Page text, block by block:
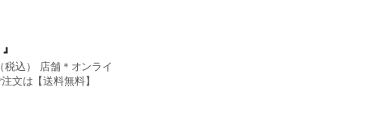
ストアのご注文は【送料無料】